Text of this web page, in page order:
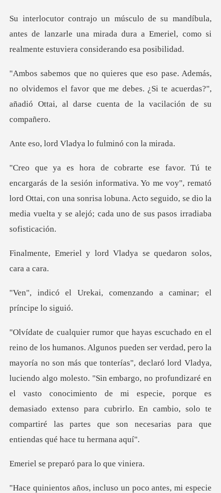
antes de lanzarle una mirada dura a Emeriel, como s
videmos el favor que me debes. ¿Si te acuerdas?",
añadió
ladya lo fulminó
mativa. Yo me voy", remató
lord Ottai, con una sonrisa lobuna. Acto seguido, se
lord Vladya se quedaro
, comenzando a caminar;
onterías", declaró lord Vladya,
luciendo algo molesto. "Sin embargo, no profundizaré en
el vasto conocimiento de mi especie, porque es
d
eparó para lo
mi especie